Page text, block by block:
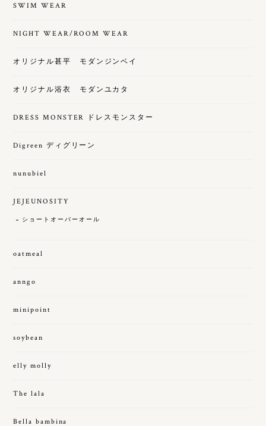
SWIM WEAR
NIGHT WEAR/ROOM WEAR
オリジナル甚平 モダンジンベイ
オリジナル浴衣 モダンユカタ
DRESS MONSTER ドレスモンスター
Digreen ディグリーン
nunubiel
JEJEUNOSITY
ショートオーバーオール
oatmeal
anngo
minipoint
soybean
elly molly
The lala
Bella bambina